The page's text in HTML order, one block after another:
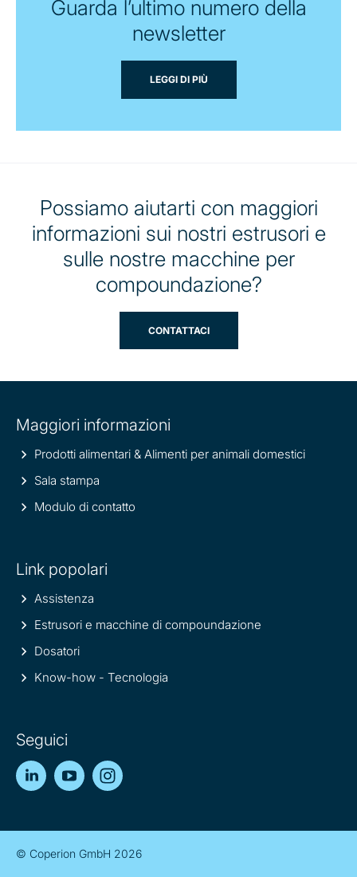
Guarda l’ultimo numero della
newsletter
LEGGI DI PIÙ
Possiamo aiutarti con maggiori
informazioni sui nostri estrusori e
sulle nostre macchine per
compoundazione?
CONTATTACI
information
Maggiori informazioni
Prodotti alimentari & Alimenti per animali domestici
Sala stampa
Modulo di contatto
Link popolari
Assistenza
Estrusori e macchine di compoundazione
Dosatori
Know-how - Tecnologia
Seguici
LinkedInYouTube
© Coperion GmbH 2026